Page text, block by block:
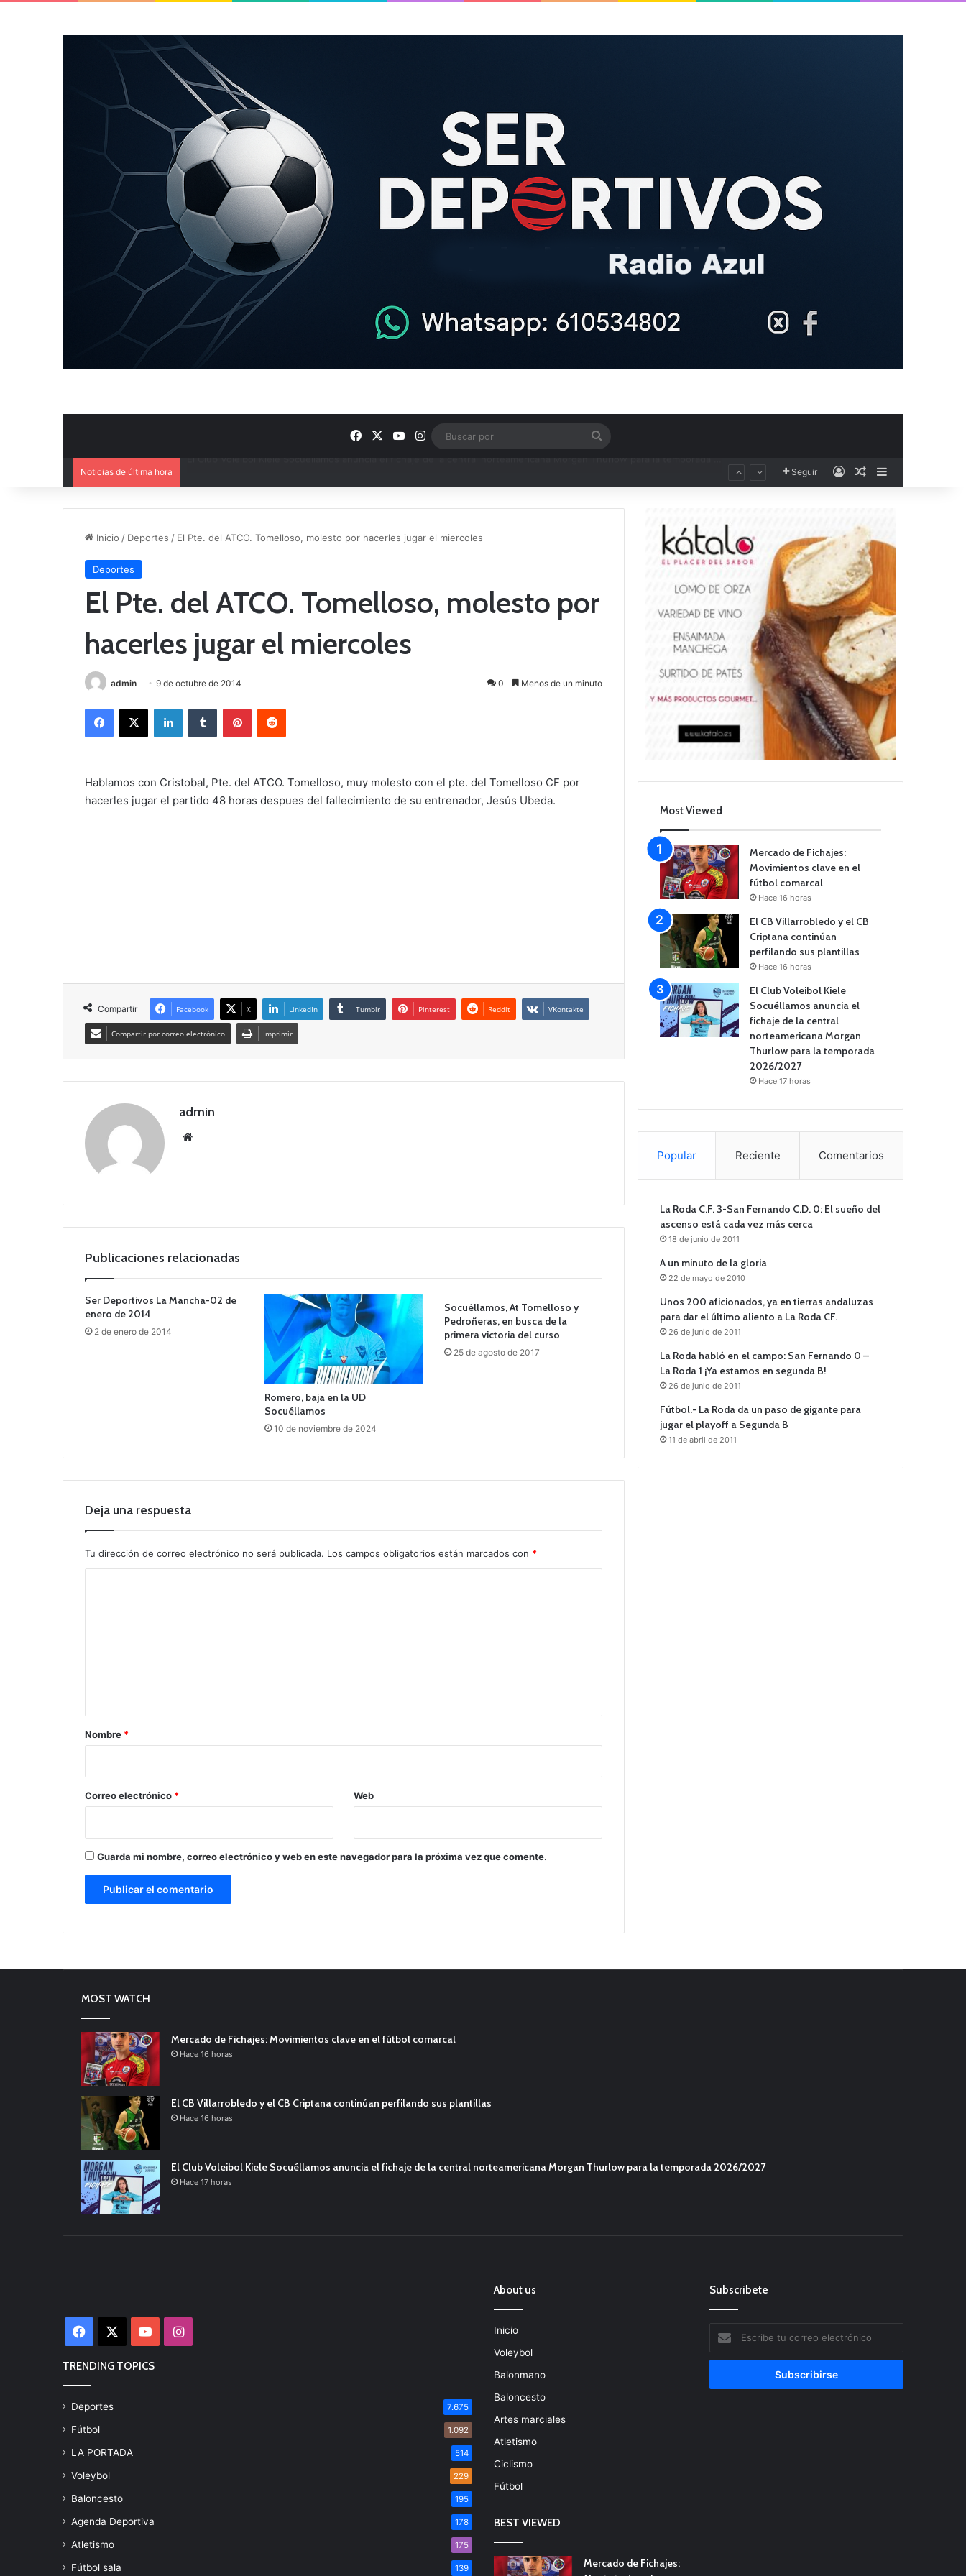
FacebookYouTube
Instagram
por
Noticias de última hora Seguir AccesoPublicación al
Inicio / Deportes / El Pte. del ATCO. Tomelloso, molesto por hacerles jugar el miercoles
Deportes
El Pte. del ATCO. Tomelloso, molesto por
hacerles jugar el miercoles
admin 9 de octubre de 2014 0 Menos de un minuto
Hablamos con Cristobal, Pte. del ATCO. Tomelloso, muy molesto con el pte. del Tomelloso CF por
hacerles jugar el partido 48 horas despues del fallecimiento de su entrenador, Jesús Ubeda.
Compartir Facebook X LinkedIn Tumblr Pinterest Reddit VKontakte
Compartir por correo electrónico Imprimir
admin
Publicaciones relacionadas
Ser Deportivos La Mancha-02 de
enero de 2014
2 de enero de 2014
Romero, baja en la UD
Socuéllamos
10 de noviembre de 2024
Socuéllamos, At Tomelloso y
Pedroñeras, en busca de la
primera victoria del curso
25 de agosto de 2017
Deja una respuesta
Tu dirección de correo electrónico no será publicada. Los campos obligatorios están marcados con *
r
*
Nombre *
Correo electrónico * Web
Guarda mi nombre, correo electrónico y web en este navegador para la próxima vez que comente.
Most Viewed
Mercado de Fichajes:
Movimientos clave en el
fútbol comarcal
Hace 16 horas
El CB Villarrobledo y el CB
Criptana continúan
perfilando sus plantillas
Hace 16 horas
El Club Voleibol Kiele
Socuéllamos anuncia el
fichaje de la central
norteamericana Morgan
Thurlow para la temporada
2026/2027
Hace 17 horas
Popular Reciente Comentarios
La Roda C.F. 3-San Fernando C.D. 0: El sueño del
ascenso está cada vez más cerca
18 de junio de 2011
A un minuto de la gloria
22 de mayo de 2010
Unos 200 aficionados, ya en tierras andaluzas
para dar el último aliento a La Roda CF.
26 de junio de 2011
La Roda habló en el campo: San Fernando 0 –
La Roda 1 ¡Ya estamos en segunda B!
26 de junio de 2011
Fútbol.- La Roda da un paso de gigante para
jugar el playoff a Segunda B
11 de abril de 2011
MOST WATCH
Mercado de Fichajes: Movimientos clave en el fútbol comarcal
Hace 16 horas
El CB Villarrobledo y el CB Criptana continúan perfilando sus plantillas
Hace 16 horas
El Club Voleibol Kiele Socuéllamos anuncia el fichaje de la central norteamericana Morgan Thurlow para la temporada 2026/2027
Hace 17 horas
Facebook YouTubeInstagram
TRENDING TOPICS
Deportes 7.675
Fútbol 1.092
LA PORTADA 514
Voleybol 229
Baloncesto 195
Agenda Deportiva 178
Atletismo 175
Fútbol sala 139
About us
Inicio
Voleybol
Balonmano
Baloncesto
Artes marciales
Atletismo
Ciclismo
Fútbol
BEST VIEWED
Mercado de Fichajes:
Subscribete
tu
correo